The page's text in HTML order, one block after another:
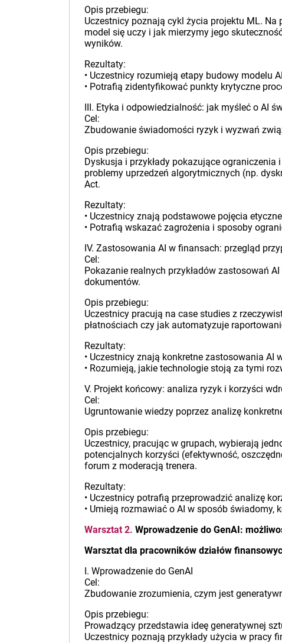
Opis przebiegu:
Uczestnicy poznają cykl życia projektu ML.
model się uczy i jak mierzymy jego
wyników.
Rezultaty:
• Uczestnicy rozumieją etapy budowy modelu
• Potrafią zidentyfikować punkty krytyczne
III. Etyka i odpowiedzialność: jak myśleć o AI
Cel:
Zbudowanie świadomości ryzyk i wyzwań
Opis przebiegu:
Dyskusja i przykłady pokazujące
problemy uprzedzeń algorytmicznych (np.
Act.
Rezultaty:
• Uczestnicy znają podstawowe pojęcia
• Potrafią wskazać zagrożenia i sposoby
IV. Zastosowania AI w finansach: przegląd
Cel:
Pokazanie realnych przykładów zastosowań
dokumentów.
Opis przebiegu:
Uczestnicy pracują na case studies z
płatnościach czy jak automatyzuje
Rezultaty:
• Uczestnicy znają konkretne zastosowania AI
• Rozumieją, jakie technologie stoją za tymi
V. Projekt końcowy: analiza ryzyk i korzyści
Cel:
Ugruntowanie wiedzy poprzez analizę
Opis przebiegu:
Uczestnicy, pracując w grupach, wybierają
potencjalnych korzyści (efektywność,
forum z moderacją trenera.
Rezultaty:
• Uczestnicy potrafią przeprowadzić analizę
• Umieją rozmawiać o AI w sposób świadomy,
Warsztat 2. Wprowadzenie do GenAI:
Warsztat dla pracowników działów
I. Wprowadzenie do GenAI
Cel:
Zbudowanie zrozumienia, czym jest
Opis przebiegu:
Prowadzący przedstawia ideę generatywnej
Uczestnicy poznają przykłady użycia w pracy